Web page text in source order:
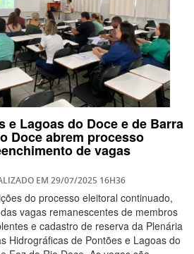
e Lagoas do Doce e de Barra
Doce abrem processo
de vagas
EM 29/07/2025 16H36
do processo eleitoral continuado,
vagas remanescentes de membros
e cadastro de reserva da Plenária
Hidrográficas de Pontões e Lagoas do